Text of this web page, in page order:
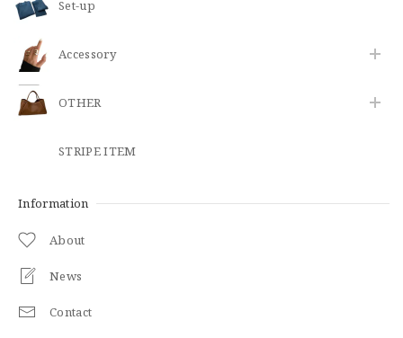
Set-up
​Accessory
OTHER
STRIPE ITEM
Information
About
News
Contact